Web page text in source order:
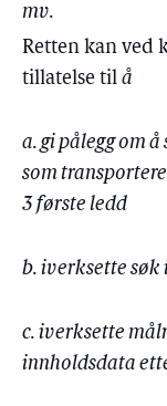
mv.
Retten kan ved
tillatelse til å
a. gi pålegg om
som
3 første ledd
b. iverksette søk
c. iverksette
innholdsdata